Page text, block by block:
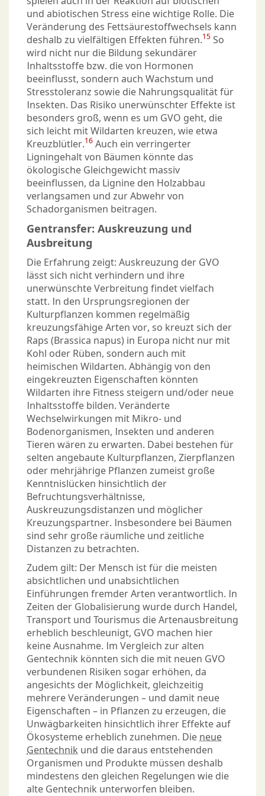
und abiotischen Stress eine wichtige Rolle. Die
Veränderung des Fettsäurestoffwechsels kann
deshalb zu vielfältigen Effekten führen.15 So
wird nicht nur die Bildung sekundärer
Inhaltsstoffe bzw. die von Hormonen
beeinflusst, sondern auch Wachstum und
Stresstoleranz sowie die Nahrungsqualität für
Insekten. Das Risiko unerwünschter Effekte ist
besonders groß, wenn es um GVO geht, die
sich leicht mit Wildarten kreuzen, wie etwa
Kreuzblütler.16 Auch ein verringerter
Ligningehalt von Bäumen könnte das
ökologische Gleichgewicht massiv
beeinflussen, da Lignine den Holzabbau
verlangsamen und zur Abwehr von
Schadorganismen beitragen.
Gentransfer: Auskreuzung und
Ausbreitung
Die Erfahrung zeigt: Auskreuzung der GVO
lässt sich nicht verhindern und ihre
unerwünschte Verbreitung findet vielfach
statt. In den Ursprungsregionen der
Kulturpflanzen kommen regelmäßig
kreuzungsfähige Arten vor, so kreuzt sich der
Raps (Brassica napus) in Europa nicht nur mit
Kohl oder Rüben, sondern auch mit
heimischen Wildarten. Abhängig von den
eingekreuzten Eigenschaften könnten
Wildarten ihre Fitness steigern und/oder neue
Inhaltsstoffe bilden. Veränderte
Wechselwirkungen mit Mikro- und
Bodenorganismen, Insekten und anderen
Tieren wären zu erwarten. Dabei bestehen für
selten angebaute Kulturpflanzen, Zierpflanzen
oder mehrjährige Pflanzen zumeist große
Kenntnislücken hinsichtlich der
Befruchtungsverhältnisse,
Auskreuzungsdistanzen und möglicher
Kreuzungspartner. Insbesondere bei Bäumen
sind sehr große räumliche und zeitliche
Distanzen zu betrachten.
Zudem gilt: Der Mensch ist für die meisten
absichtlichen und unabsichtlichen
Einführungen fremder Arten verantwortlich. In
Zeiten der Globalisierung wurde durch Handel,
Transport und Tourismus die Artenausbreitung
erheblich beschleunigt, GVO machen hier
keine Ausnahme. Im Vergleich zur alten
Gentechnik könnten sich die mit neuen GVO
verbundenen Risiken sogar erhöhen, da
angesichts der Möglichkeit, gleichzeitig
mehrere Veränderungen – und damit neue
Eigenschaften – in Pflanzen zu erzeugen, die
Unwägbarkeiten hinsichtlich ihrer Effekte auf
Ökosysteme erheblich zunehmen. Die neue
Gentechnik und die daraus entstehenden
Organismen und Produkte müssen deshalb
mindestens den gleichen Regelungen wie die
alte Gentechnik unterworfen bleiben.